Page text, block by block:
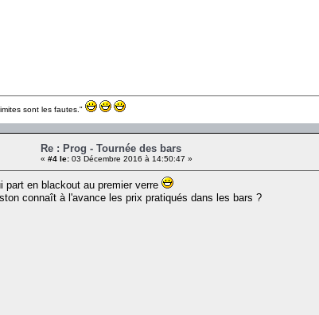
sont les fautes."
Re : Prog - Tournée des bars
« #4 le: 03 Décembre 2016 à 14:50:47 »
part en blackout au premier verre
connaît à l'avance les prix pratiqués dans les bars ?